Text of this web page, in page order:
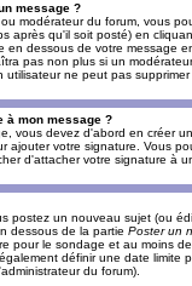
message ?
modérateur du forum, vous
après qu'il soit posté) en
en dessous de votre message
pas non plus si un
ne peut pas
à mon message ?
vous devez d'abord en créer
ajouter votre signature. Vous
d'attacher votre signature à
postez un nouveau sujet (ou
dessous de la partie Poster un
pour le sondage et au moins
également définir une date
du forum).